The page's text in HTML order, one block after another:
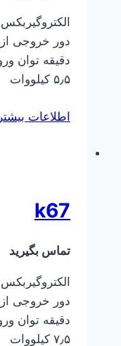
۵٫۵ کیلووات
اطلاعات بیشتر
k67
تماس بگیرید
۷٫۵ کیلووات